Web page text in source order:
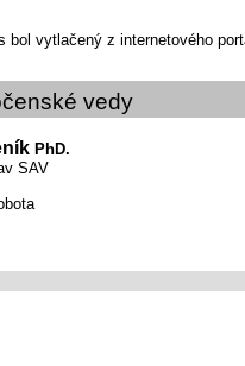
bol vytlačený z internetového
vedy
PhD.
SAV